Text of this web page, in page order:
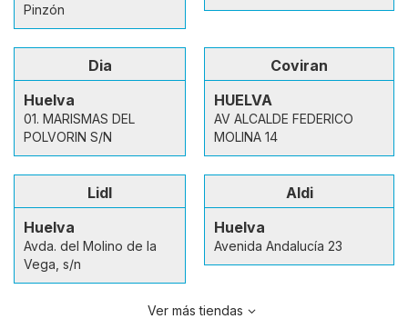
Pinzón
Dia
Huelva
01. MARISMAS DEL
POLVORIN S/N
Coviran
HUELVA
AV ALCALDE FEDERICO
MOLINA 14
Lidl
Huelva
Avda. del Molino de la
Vega, s/n
Aldi
Huelva
Avenida Andalucía 23
Ver más tiendas